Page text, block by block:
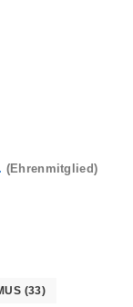
(Ehrenmitglied)
(33)